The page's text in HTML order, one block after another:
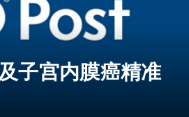
子宫内膜癌精准